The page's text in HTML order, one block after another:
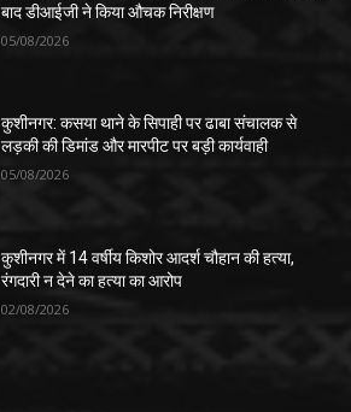
बाद डीआईजी ने किया औचक निरीक्षण
05/08/2026
कुशीनगर: कसया थाने के सिपाही पर ढाबा संचालक से
लड़की की डिमांड और मारपीट पर बड़ी कार्यवाही
05/08/2026
कुशीनगर में 14 वर्षीय किशोर आदर्श चौहान की हत्या,
रंगदारी न देने का हत्या का आरोप
02/08/2026